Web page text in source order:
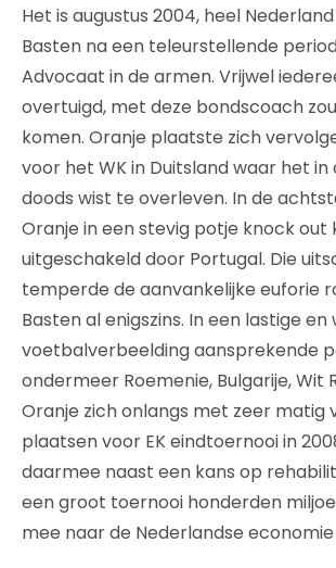
Het is augustus 2004, heel
Basten na een teleurstellende
Advocaat in de armen. Vrijwel
overtuigd, met deze bondscoach
komen. Oranje plaatste zich
voor het WK in Duitsland waar het in
doods wist te overleven. In de
Oranje in een stevig potje knock out
uitgeschakeld door Portugal. Die
temperde de aanvankelijke euforie
Basten al enigszins. In een lastige
voetbalverbeelding aansprekende
ondermeer Roemenie, Bulgarije, Wit
Oranje zich onlangs met zeer matig
plaatsen voor EK eindtoernooi in
daarmee naast een kans op
een groot toernooi honderden
mee naar de Nederlandse economie